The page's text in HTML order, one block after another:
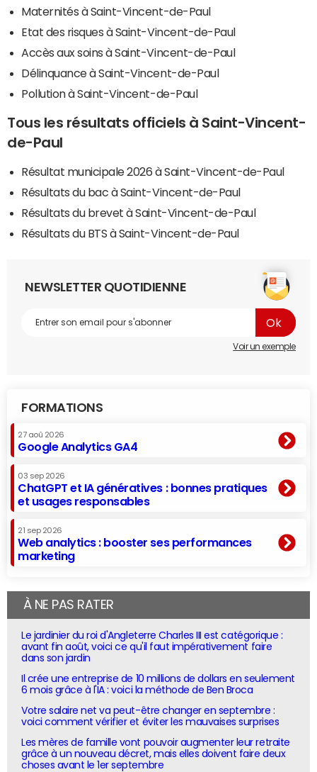
Maternités à Saint-Vincent-de-Paul
Etat des risques à Saint-Vincent-de-Paul
Accès aux soins à Saint-Vincent-de-Paul
Délinquance à Saint-Vincent-de-Paul
Pollution à Saint-Vincent-de-Paul
Tous les résultats officiels à Saint-Vincent-
de-Paul
Résultat municipale 2026 à Saint-Vincent-de-Paul
Résultats du bac à Saint-Vincent-de-Paul
Résultats du brevet à Saint-Vincent-de-Paul
Résultats du BTS à Saint-Vincent-de-Paul
NEWSLETTER QUOTIDIENNE
Voir un exemple
FORMATIONS
27 aoû 2026
Google Analytics GA4
03 sep 2026
ChatGPT et IA génératives : bonnes pratiques
et usages responsables
21 sep 2026
Web analytics : booster ses performances
marketing
À NE PAS RATER
Le jardinier du roi d'Angleterre Charles III est catégorique :
avant fin août, voici ce qu'il faut impérativement faire
dans son jardin
Il crée une entreprise de 10 millions de dollars en seulement
6 mois grâce à l'IA : voici la méthode de Ben Broca
Votre salaire net va peut-être changer en septembre :
voici comment vérifier et éviter les mauvaises surprises
Les mères de famille vont pouvoir augmenter leur retraite
grâce à un nouveau décret, mais elles doivent faire deux
choses avant le 1er septembre